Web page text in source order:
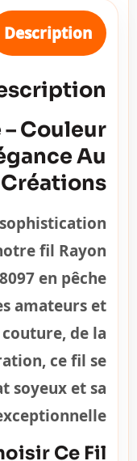
Description
– Couleur
Au
fil Rayon
en pêche
amateurs et
de la
ce fil se
soyeux et sa
Ce Fil ?